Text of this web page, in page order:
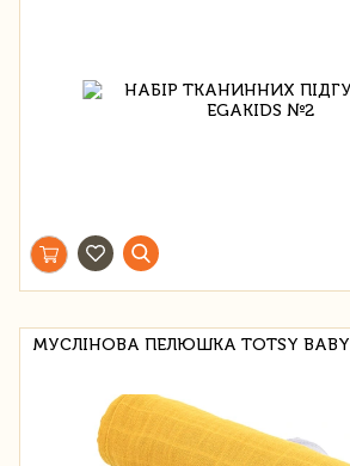
МУСЛІНОВА ПЕЛЮШКА TOTSY BABY